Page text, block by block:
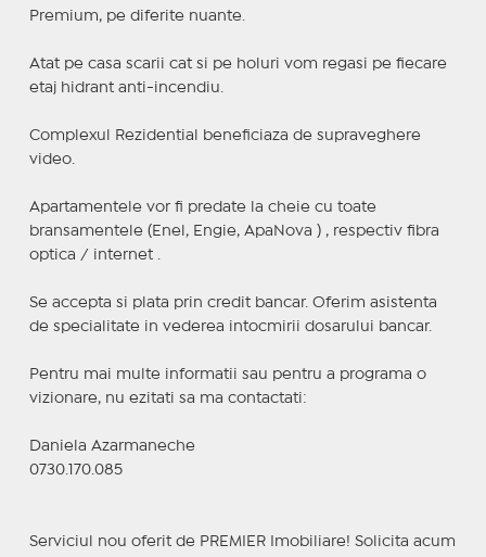
Premium, pe diferite nuante.
Atat pe casa scarii cat si pe holuri vom regasi pe fiecare
etaj hidrant anti-incendiu.
Complexul Rezidential beneficiaza de supraveghere
video.
Apartamentele vor fi predate la cheie cu toate
bransamentele (Enel, Engie, ApaNova ) , respectiv fibra
optica / internet .
Se accepta si plata prin credit bancar. Oferim asistenta
de specialitate in vederea intocmirii dosarului bancar.
Pentru mai multe informatii sau pentru a programa o
vizionare, nu ezitati sa ma contactati:
Daniela Azarmaneche
0730.170.085
Serviciul nou oferit de PREMIER Imobiliare! Solicita acum